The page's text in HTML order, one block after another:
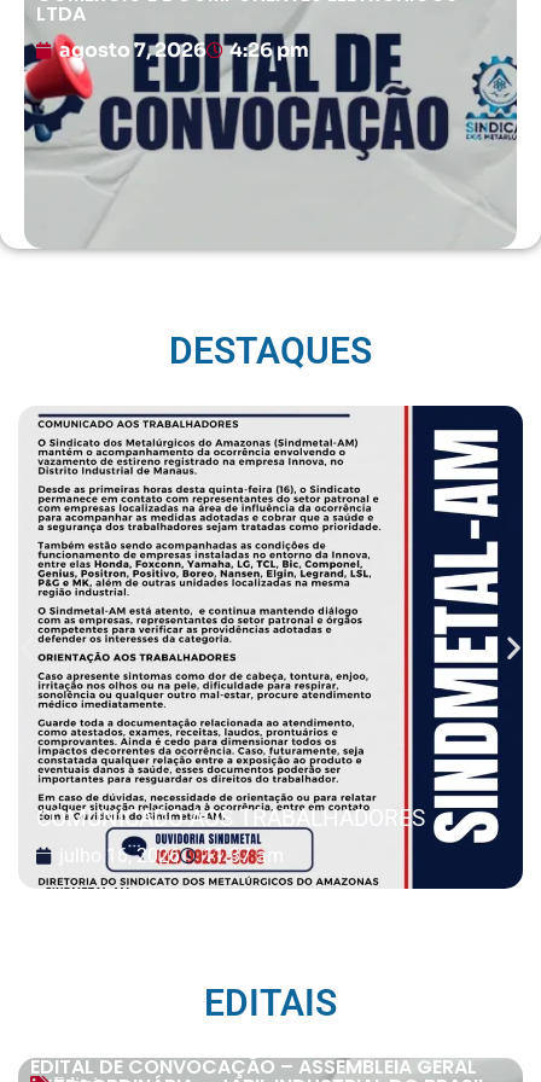
LTDA
agosto 7, 2026 4:26 pm
DESTAQUES
COMUNICADO AOS TRABALHADORES
julho 16, 2026 11:37 am
EDITAIS
EDITAL DE CONVOCAÇÃO – ASSEMBLEIA GERAL